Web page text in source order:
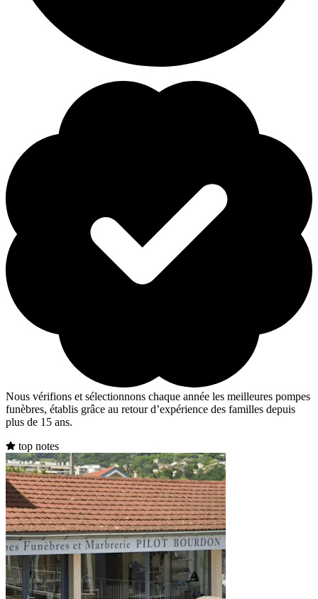
Nous vérifions et sélectionnons chaque année les meilleures pompes
funèbres, établis grâce au retour d’expérience des familles depuis
plus de 15 ans.
top notes